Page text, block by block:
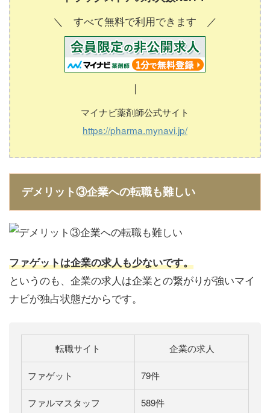
＼ すべて無料で利用できます ／
｜
マイナビ薬剤師公式サイト
https://pharma.mynavi.jp/
デメリット③企業への転職も難しい
ファゲットは企業の求人も少ないです。
というのも、企業の求人は企業との繋がりが強いマイ
ナビが独占状態だからです。
転職サイト 企業の求人
ファゲット 79件
ファルマスタッフ 589件